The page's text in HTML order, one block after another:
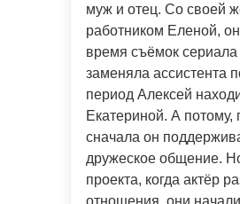
муж и отец. Со своей
работником Еленой,
время съёмок
заменяла ассистента
период Алексей
Екатериной. А потому,
сначала он
дружеское общение.
проекта, когда актёр
отношения, они